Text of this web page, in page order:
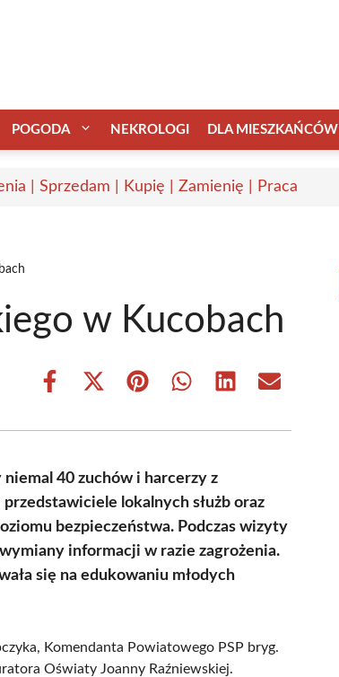
POGODA NEKROLOGI DLA MIESZKAŃCÓW
| Sprzedam | Kupię | Zamienię | Praca
w Kucobach
Share
Share
(Twitter)
Share Share Share Share
40 zuchów i harcerzy z
lokalnych służb oraz
bezpieczeństwa. Podczas wizyty
informacji w razie zagrożenia.
się na edukowaniu młodych
Komendanta Powiatowego PSP bryg.
Oświaty Joanny Raźniewskiej.